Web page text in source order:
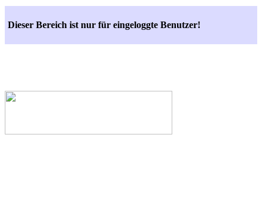
Dieser Bereich ist nur für eingeloggte Benutzer!